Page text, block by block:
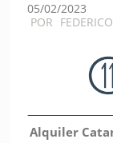
05/02/2023
POR
Alquiler